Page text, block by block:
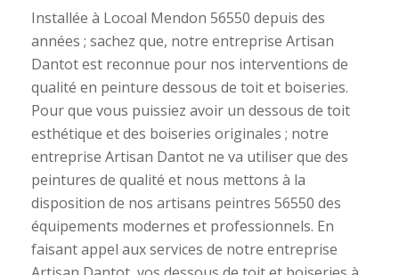
Installée à Locoal Mendon 56550 depuis des
années ; sachez que, notre entreprise Artisan
Dantot est reconnue pour nos interventions de
qualité en peinture dessous de toit et boiseries.
Pour que vous puissiez avoir un dessous de toit
esthétique et des boiseries originales ; notre
entreprise Artisan Dantot ne va utiliser que des
peintures de qualité et nous mettons à la
disposition de nos artisans peintres 56550 des
équipements modernes et professionnels. En
faisant appel aux services de notre entreprise